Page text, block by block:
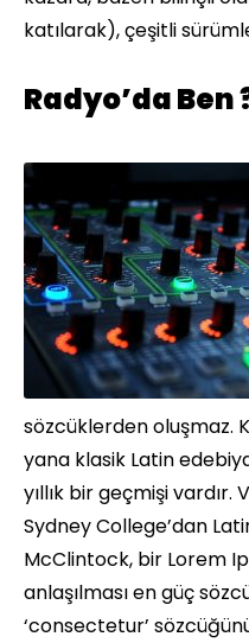
katılarak), çeşitli
Radyo’da Ben
sözcüklerden oluşmaz.
yana klasik Latin
yıllık bir geçmişi vardır.
Sydney College’dan
McClintock, bir Lorem
anlaşılması en güç
‘consectetur’